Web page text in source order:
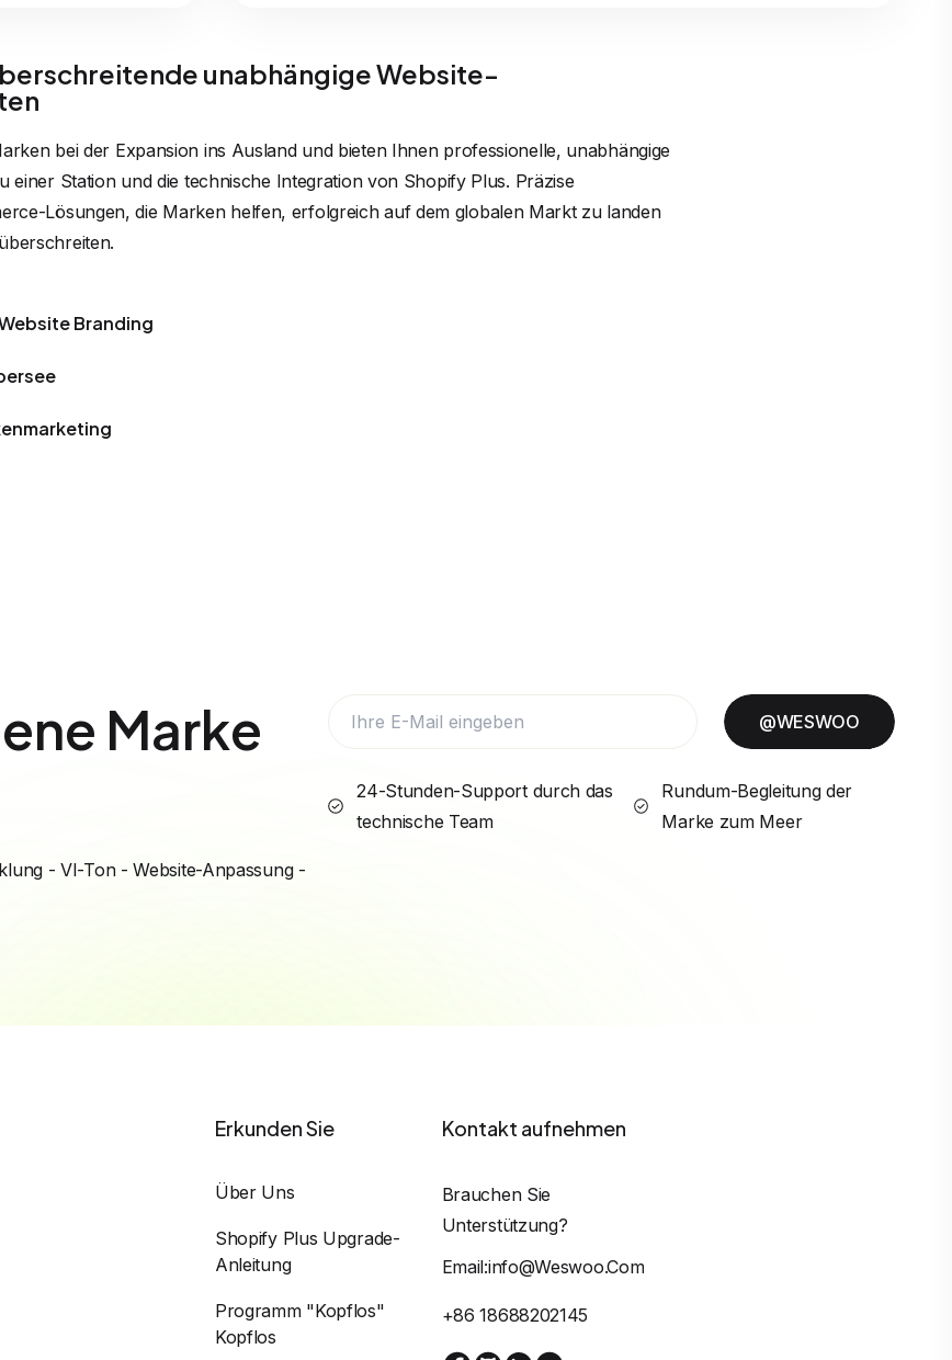
unabhängige Website-
bei der Expansion ins Ausland und bieten Ihnen professionelle, unabhängige
einer Station und die technische Integration von Shopify Plus. Präzise
Lösungen, die Marken helfen, erfolgreich auf dem globalen Markt zu landen
Branding
Marke
- VI-Ton - Website-Anpassung -
@WESWOO
24-Stunden-Support durch das
technische Team
Rundum-Begleitung der
Marke zum Meer
Erkunden Sie
Über Uns
Shopify Plus Upgrade-
Anleitung
Programm "Kopflos"
Kopflos
Kontakt aufnehmen
Brauchen Sie
Unterstützung?
Email:info@weswoo.com
+86 18688202145